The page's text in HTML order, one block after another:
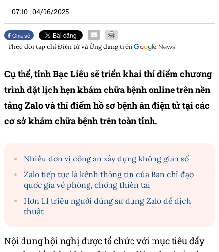
07:10 |04/06/2025
Chia sẻ
Theo dõi tạp chíĐiện tử và Ứng dụngtrên
Cụ thể, tỉnh Bạc Liêu sẽ triển khai thí điểm chương
trình đặt lịch hẹn khám chữa bệnh online trên nền
tảng Zalo và thí điểm hồ sơ bệnh án điện tử tại các
cơ sở khám chữa bệnh trên toàn tỉnh.
Nhiều đơn vị công an xây dựng không gian số
Zalo tiếp tục là kênh thông tin của Ban chỉ đạo
quốc gia về phòng, chống thiên tai
Hơn 1,1 triệu người dùng sử dụng Zalo để dịch
thuật
Nội dung hội nghị được tổ chức với mục tiêu đẩy